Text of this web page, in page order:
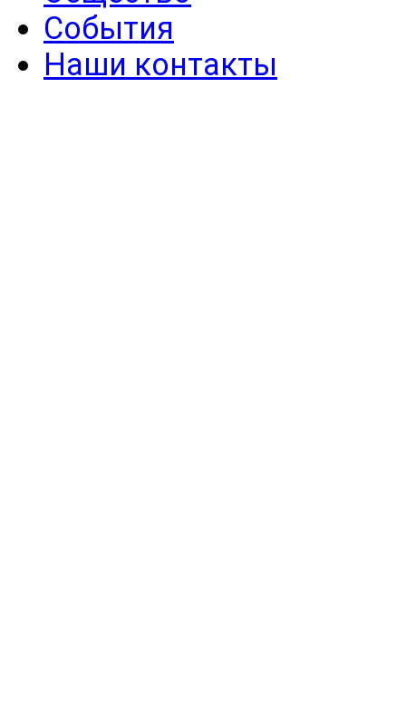
События
Наши контакты